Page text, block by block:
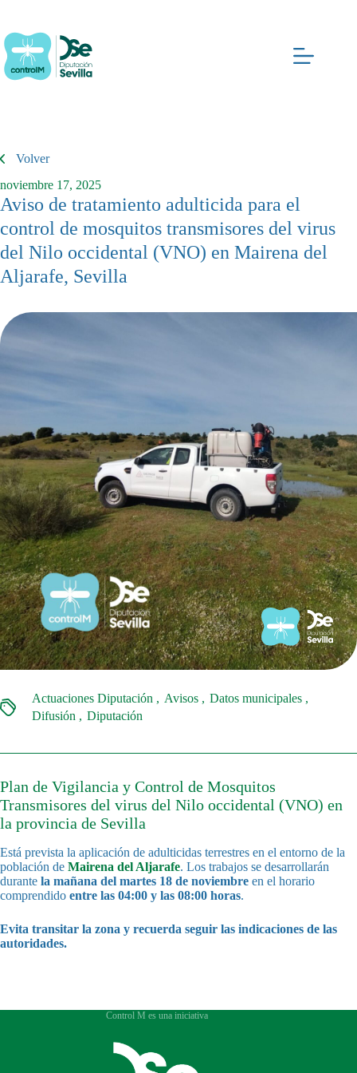
contenido
Volver
noviembre 17, 2025
Aviso de tratamiento adulticida para el
control de mosquitos transmisores del virus
del Nilo occidental (VNO) en Mairena del
Aljarafe, Sevilla
Actuaciones Diputación Avisos
Datos municipales
Difusión
Diputación
Plan de Vigilancia y Control de Mosquitos
Transmisores del virus del Nilo occidental (VNO) en
la provincia de Sevilla
Está prevista la aplicación de adulticidas terrestres en el entorno de la
población de Mairena del Aljarafe. Los trabajos se desarrollarán
durante la mañana del martes 18 de noviembre en el horario
comprendido entre las 04:00 y las 08:00 horas.
Evita transitar la zona y recuerda seguir las indicaciones de las
autoridades.
Control M es una iniciativa